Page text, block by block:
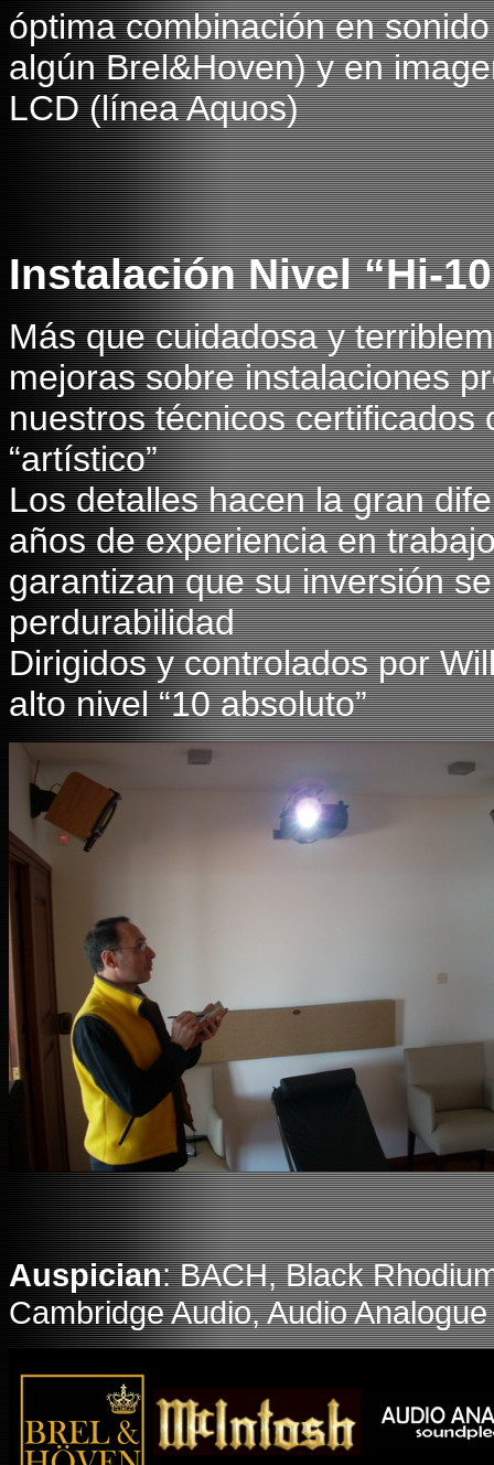
óptima combinación en
algún Brel&Hoven) y en
LCD (línea Aquos)
Instalación Nivel “Hi-
Más que cuidadosa y
mejoras sobre instalaciones
nuestros técnicos
“artístico”
Los detalles hacen la gran
años de experiencia en
garantizan que su inversión
perdurabilidad
Dirigidos y controlados por
alto nivel “10 absoluto”
Auspician: BACH, Black
Cambridge Audio, Audio